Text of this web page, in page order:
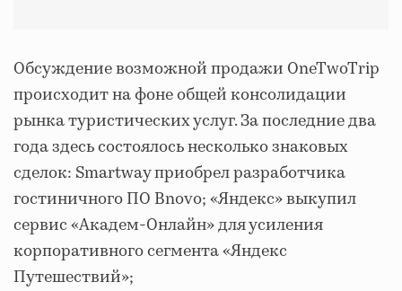
Обсуждение возможной продажи OneTwoTrip
происходит на фоне общей консолидации
рынка туристических услуг. За последние два
года здесь состоялось несколько знаковых
сделок: Smartway приобрел разработчика
гостиничного ПО Bnovo; «Яндекс» выкупил
сервис «Академ‐Онлайн» для усиления
корпоративного сегмента «Яндекс
Путешествий»;